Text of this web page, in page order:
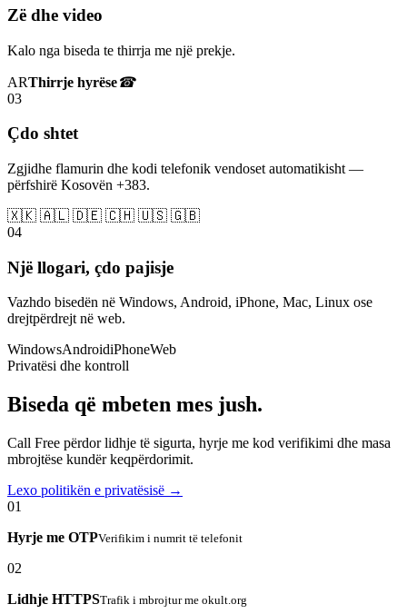
Zë dhe video
Kalo nga biseda te thirrja me një prekje.
ARThirrje hyrëse☎
03
Çdo shtet
Zgjidhe flamurin dhe kodi telefonik vendoset automatikisht —
përfshirë Kosovën +383.
🇽🇰 🇦🇱 🇩🇪 🇨🇭 🇺🇸 🇬🇧
04
Një llogari, çdo pajisje
Vazhdo bisedën në Windows, Android, iPhone, Mac, Linux ose
drejtpërdrejt në web.
WindowsAndroidiPhoneWeb
Privatësi dhe kontroll
Biseda që mbeten mes jush.
Call Free përdor lidhje të sigurta, hyrje me kod verifikimi dhe masa
mbrojtëse kundër keqpërdorimit.
Lexo politikën e privatësisë →
01
Hyrje me OTPVerifikim i numrit të telefonit
02
Lidhje HTTPSTrafik i mbrojtur me okult.org